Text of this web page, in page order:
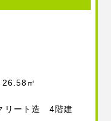
㎡
リート造 4階建